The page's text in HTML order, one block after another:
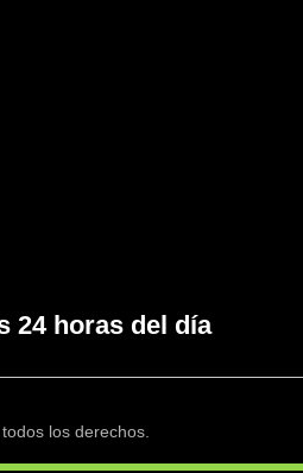
24 horas del día
los derechos.